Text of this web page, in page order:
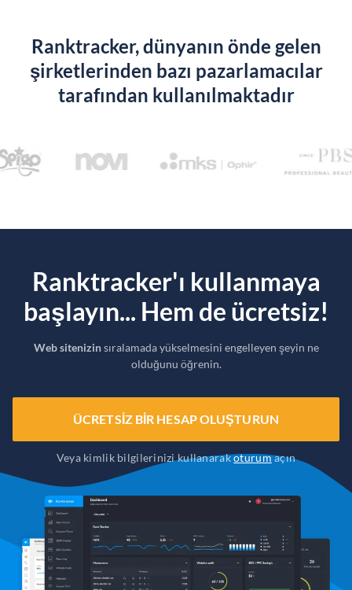
Ranktracker, dünyanın önde gelen
şirketlerinden bazı pazarlamacılar
tarafından kullanılmaktadır
Ranktracker'ı kullanmaya
başlayın... Hem de ücretsiz!
Web sitenizinsıralamada yükselmesini engelleyen şeyin ne
olduğunu öğrenin.
ÜCRETSIZ BIR HESAP OLUŞTURUN
Veya kimlik bilgilerinizi kullanarakoturumaçın